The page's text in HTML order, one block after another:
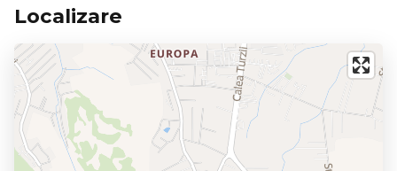
Localizare